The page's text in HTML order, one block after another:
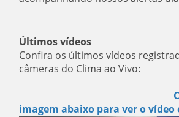
Últimos vídeos
Confira os últimos vídeos
câmeras do Clima ao Vivo:
imagem abaixo para ver o vídeo